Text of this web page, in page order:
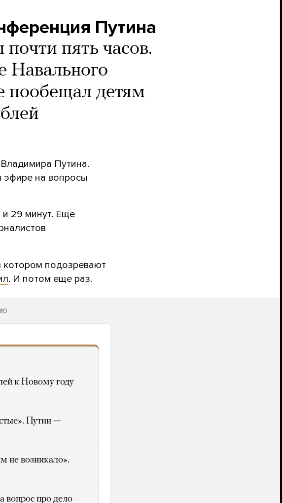
Путина
пять часов.
Навального
пообещал детям
Путина.
эфире на вопросы
и 29 минут. Еще
подозревают
. И потом еще раз.
к Новому году
Путин —
не возникало».
вопрос про дело